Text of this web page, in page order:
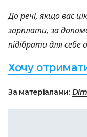
До речі, якщо вас
зарплати, за
підібрати для
Хочу
За матеріалами: